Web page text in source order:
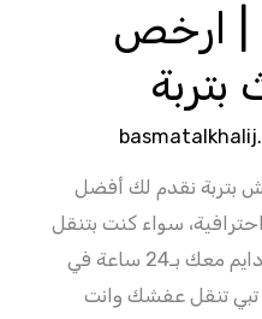
0532467173 | ارخص
بتربة نقدم لك أفضل
سواء كنت بتنقل
داخل الحي أو بين المدن، احنا دايم معك بـ24 ساعة في
🕒🚛 تبي تنقل عفشك وانت